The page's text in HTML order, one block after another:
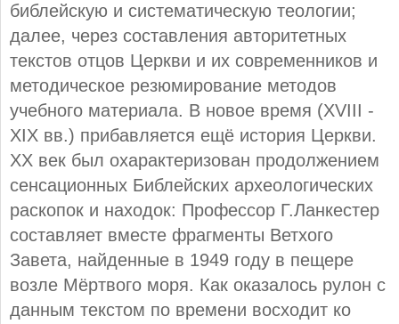
библейскую и систематическую теологии;
далее, через составления авторитетных
текстов отцов Церкви и их современников и
методическое резюмирование методов
учебного материала. В новое время (XVIII -
XIX вв.) прибавляется ещё история Церкви.
XX век был охарактеризован продолжением
сенсационных Библейских археологических
раскопок и находок: Профессор Г.Ланкестер
составляет вместе фрагменты Ветхого
Завета, найденные в 1949 году в пещере
возле Мёртвого моря. Как оказалось рулон с
данным текстом по времени восходит ко